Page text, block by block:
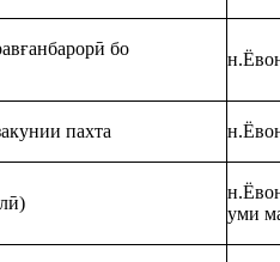
бо
пахта
уми